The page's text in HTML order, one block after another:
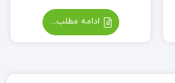
ادامه مطلب...